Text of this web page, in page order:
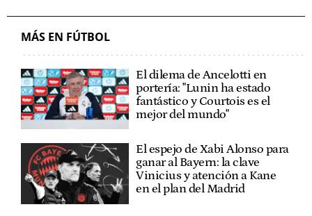
MÁS EN FÚTBOL
El dilema de Ancelotti en
portería: "Lunin ha estado
fantástico y Courtois es el
mejor del mundo"
El espejo de Xabi Alonso para
ganar al Bayern: la clave
Vinicius y atención a Kane
en el plan del Madrid